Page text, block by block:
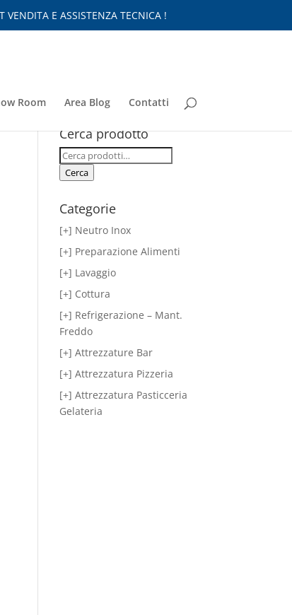
VENDITA E ASSISTENZA TECNICA !
Room Area Blog Contatti
Cerca prodotto
Cerca:
Cerca
Categorie
[+] Neutro Inox
[+] Preparazione Alimenti
[+] Lavaggio
[+] Cottura
[+] Refrigerazione – Mant.
Freddo
[+] Attrezzature Bar
[+] Attrezzatura Pizzeria
[+] Attrezzatura Pasticceria
Gelateria